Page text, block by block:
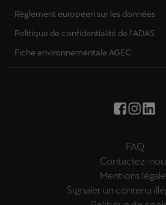
Règlement européen sur les données
Politique de confidentialité de l'ADAS
Fiche environnementale AGEC
FAQ
Contactez-
Mentions
Signaler un contenu